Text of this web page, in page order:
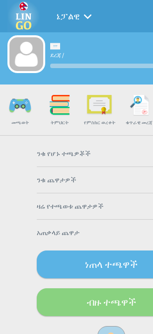
ኔፓልዊ
ደረጃ/
መጫወት ትምህርት የምስክር ወረቀት ቁጥራዊ መረጃ
ንቁ የሆኑ ተጫዎቾች
ንቁ ጨዋታዎች
ዛሬ የተጫወቱ ጨዋታዎች
አጠቃላይ ጨዋታ
ነጠላ ተጫዋች
ብዙ ተጫዋች